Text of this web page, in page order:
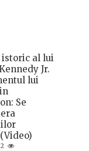
istoric al lui
Jr.
lui
Se